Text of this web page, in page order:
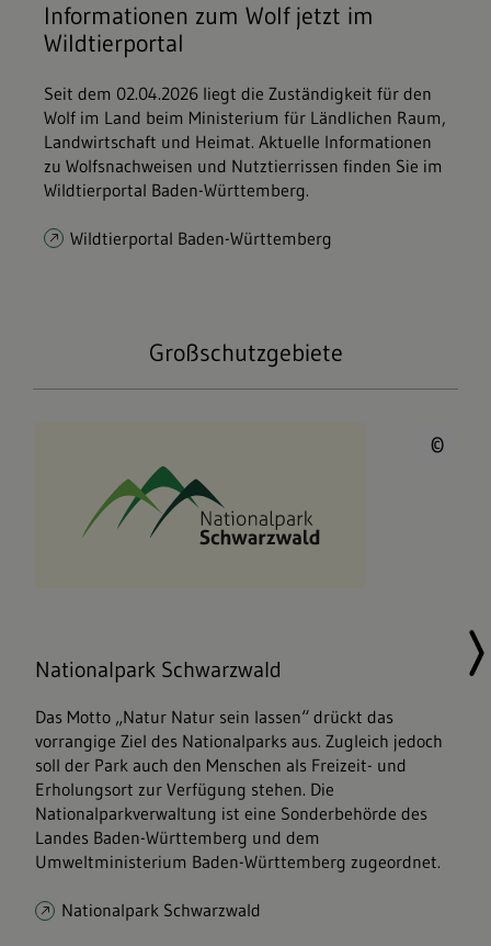
Informationen zum Wolf jetzt im
Wildtierportal
Seit dem 02.04.2026 liegt die Zuständigkeit für den
Wolf im Land beim Ministerium für Ländlichen Raum,
Landwirtschaft und Heimat. Aktuelle Informationen
zu Wolfsnachweisen und Nutztierrissen finden Sie im
Wildtierportal Baden-Württemberg.
Wildtierportal Baden-Württemberg
Großschutzgebiete
©
Nationalpark Schwarzwald
Das Motto „Natur Natur sein lassen“ drückt das
vorrangige Ziel des Nationalparks aus. Zugleich jedoch
soll der Park auch den Menschen als Freizeit- und
Erholungsort zur Verfügung stehen. Die
Nationalparkverwaltung ist eine Sonderbehörde des
Landes Baden-Württemberg und dem
Umweltministerium Baden-Württemberg zugeordnet.
Nationalpark Schwarzwald